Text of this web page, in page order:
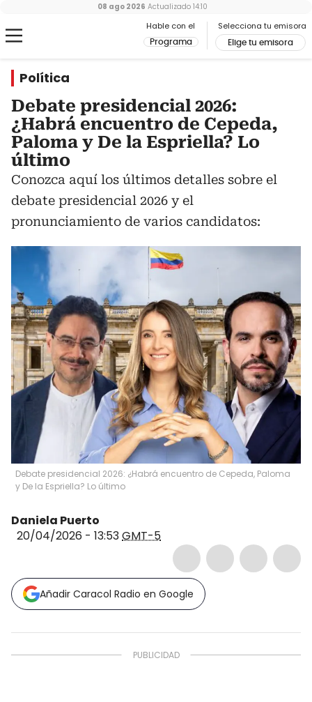
Hable con el
Programa
Selecciona tu emisora
Elige tu emisora
08 ago 2026 Actualizado 14:10
Política
Debate presidencial 2026:
¿Habrá encuentro de Cepeda,
Paloma y De la Espriella? Lo
último
Conozca aquí los últimos detalles sobre el
debate presidencial 2026 y el
pronunciamiento de varios candidatos:
Debate presidencial 2026: ¿Habrá encuentro de Cepeda, Paloma
y De la Espriella? Lo último
Daniela Puerto
20/04/2026 - 13:53GMT-5
Añadir Caracol Radio en Google